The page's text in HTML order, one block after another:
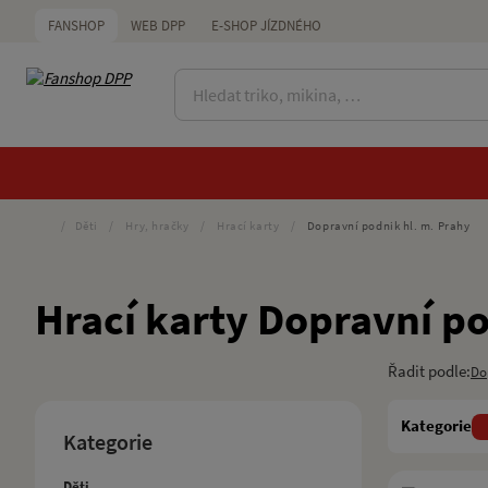
FANSHOP WEB DPP E-SHOP JÍZDNÉHO
Děti Hry, hračky Hrací karty Dopravní podnik hl. m. Prahy
Hrací karty Dopravní
Kategorie
Řadit podle:
Kategorie